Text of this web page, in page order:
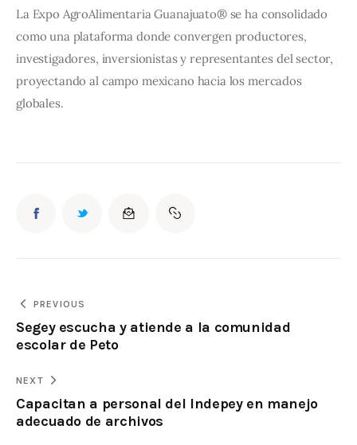
La Expo AgroAlimentaria Guanajuato® se ha consolidado
como una plataforma donde convergen productores,
investigadores, inversionistas y representantes del sector,
proyectando al campo mexicano hacia los mercados
globales.
PREVIOUS
Segey escucha y atiende a la comunidad
escolar de Peto
NEXT
Capacitan a personal del Indepey en manejo
adecuado de archivos